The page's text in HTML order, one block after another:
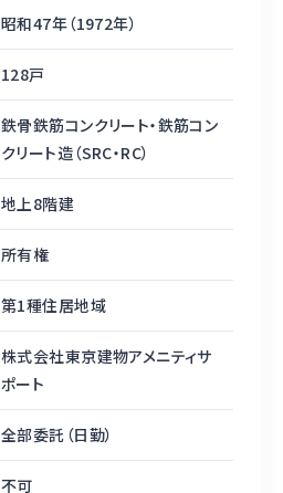
昭和47年（1972年）
128戸
鉄骨鉄筋コンクリート・鉄筋コン
クリート造（SRC・RC）
地上8階建
所有権
第1種住居地域
株式会社東京建物アメニティサ
ポート
全部委託（日勤）
不可